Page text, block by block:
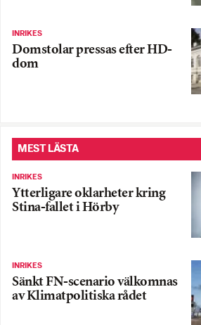
INRIKES
Domstolar pressas efter HD-
dom
MEST LÄSTA
INRIKES
Ytterligare oklarheter kring
Stina-fallet i Hörby
INRIKES
Sänkt FN-scenario välkomnas
av Klimatpolitiska rådet